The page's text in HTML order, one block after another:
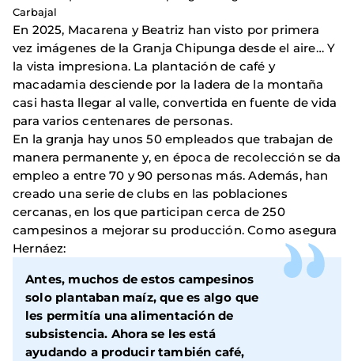
Carbajal
En 2025, Macarena y Beatriz han visto por primera
vez imágenes de la Granja Chipunga desde el aire… Y
la vista impresiona. La plantación de café y
macadamia desciende por la ladera de la montaña
casi hasta llegar al valle, convertida en fuente de vida
para varios centenares de personas.
En la granja hay unos 50 empleados que trabajan de
manera permanente y, en época de recolección se da
empleo a entre 70 y 90 personas más. Además, han
creado una serie de clubs en las poblaciones
cercanas, en los que participan cerca de 250
campesinos a mejorar su producción. Como asegura
Hernáez:
Antes, muchos de estos campesinos
solo plantaban maíz, que es algo que
les permitía una alimentación de
subsistencia. Ahora se les está
ayudando a producir también café,